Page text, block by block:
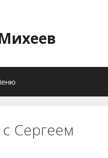
Сергеем